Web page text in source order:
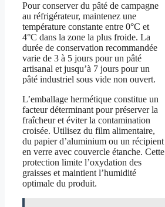
Pour conserver du pâté de campagne
au réfrigérateur, maintenez une
température constante entre 0°C et
4°C dans la zone la plus froide. La
durée de conservation recommandée
varie de 3 à 5 jours pour un pâté
artisanal et jusqu’à 7 jours pour un
pâté industriel sous vide non ouvert.
L’emballage hermétique constitue un
facteur déterminant pour préserver la
fraîcheur et éviter la contamination
croisée. Utilisez du film alimentaire,
du papier d’aluminium ou un récipient
en verre avec couvercle étanche. Cette
protection limite l’oxydation des
graisses et maintient l’humidité
optimale du produit.